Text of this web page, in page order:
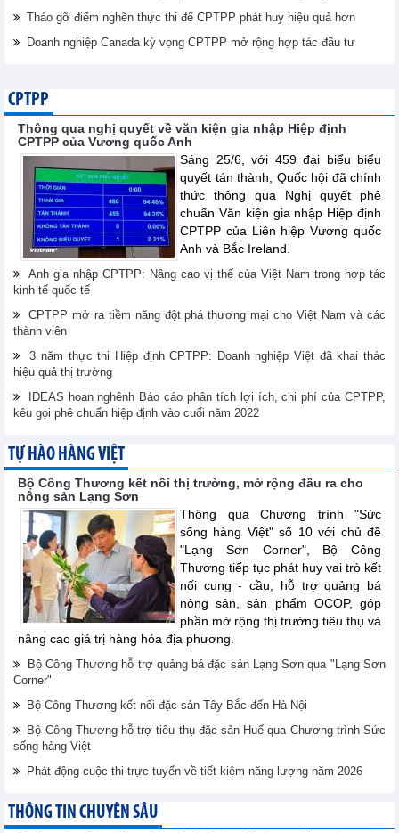
Tháo gỡ điểm nghẽn thực thi để CPTPP phát huy hiệu quả hơn
Doanh nghiệp Canada kỳ vọng CPTPP mở rộng hợp tác đầu tư
CPTPP
Thông qua nghị quyết về văn kiện gia nhập Hiệp định
CPTPP của Vương quốc Anh
Sáng 25/6, với 459 đại biểu biểu
quyết tán thành, Quốc hội đã chính
thức thông qua Nghị quyết phê
chuẩn Văn kiện gia nhập Hiệp định
CPTPP của Liên hiệp Vương quốc
Anh và Bắc Ireland.
Anh gia nhập CPTPP: Nâng cao vị thế của Việt Nam trong hợp tác
kinh tế quốc tế
CPTPP mở ra tiềm năng đột phá thương mại cho Việt Nam và các
thành viên
3 năm thực thi Hiệp định CPTPP: Doanh nghiệp Việt đã khai thác
hiệu quả thị trường
IDEAS hoan nghênh Báo cáo phân tích lợi ích, chi phí của CPTPP,
kêu gọi phê chuẩn hiệp định vào cuối năm 2022
TỰ HÀO HÀNG VIỆT
Bộ Công Thương kết nối thị trường, mở rộng đầu ra cho
nông sản Lạng Sơn
Thông qua Chương trình "Sức
sống hàng Việt" số 10 với chủ đề
"Lạng Sơn Corner", Bộ Công
Thương tiếp tục phát huy vai trò kết
nối cung - cầu, hỗ trợ quảng bá
nông sản, sản phẩm OCOP, góp
phần mở rộng thị trường tiêu thụ và
nâng cao giá trị hàng hóa địa phương.
Bộ Công Thương hỗ trợ quảng bá đặc sản Lạng Sơn qua "Lạng Sơn
Corner"
Bộ Công Thương kết nối đặc sản Tây Bắc đến Hà Nội
Bộ Công Thương hỗ trợ tiêu thụ đặc sản Huế qua Chương trình Sức
sống hàng Việt
Phát động cuộc thi trực tuyến về tiết kiệm năng lượng năm 2026
THÔNG TIN CHUYÊN SÂU